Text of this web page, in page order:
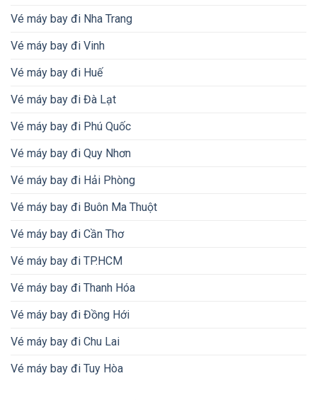
Vé máy bay đi Nha Trang
Vé máy bay đi Vinh
Vé máy bay đi Huế
Vé máy bay đi Đà Lạt
Vé máy bay đi Phú Quốc
Vé máy bay đi Quy Nhơn
Vé máy bay đi Hải Phòng
Vé máy bay đi Buôn Ma Thuột
Vé máy bay đi Cần Thơ
Vé máy bay đi TP.HCM
Vé máy bay đi Thanh Hóa
Vé máy bay đi Đồng Hới
Vé máy bay đi Chu Lai
Vé máy bay đi Tuy Hòa